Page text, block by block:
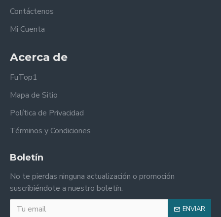
Contáctenos
Mi Cuenta
Acerca de
FuTop1
Mapa de Sitio
Política de Privacidad
Términos y Condiciones
Boletín
No te pierdas ninguna actualización o promoción
suscribiéndote a nuestro boletín.
ENVIAR